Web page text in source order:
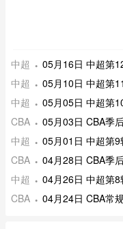
中超
05月16日 中超第
中超
05月10日 中超第
中超
05月05日 中超第
CBA
05月03日 CBA季
中超
05月01日 中超第
CBA
04月28日 CBA季
中超
04月26日 中超第
CBA
04月24日 CBA常